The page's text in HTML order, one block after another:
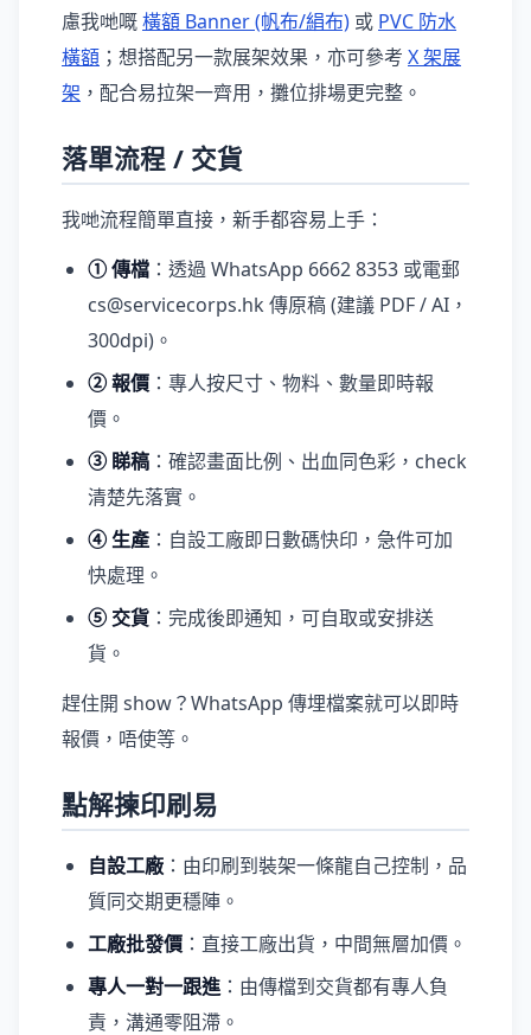
慮我哋嘅橫額 Banner (帆布/絹布) 或 PVC 防水
橫額 ；想搭配另一款展架效果，亦可參考 X 架展
架 ，配合易拉架一齊用，攤位排場更完整。
落單流程 / 交貨
我哋流程簡單直接，新手都容易上手：
① 傳檔 ：透過 WhatsApp 6662 8353 或電郵
cs@servicecorps.hk 傳原稿 (建議 PDF / AI，
300dpi)。
② 報價 ：專人按尺寸、物料、數量即時報
價。
③ 睇稿 ：確認畫面比例、出血同色彩，check
清楚先落實。
④ 生產 ：自設工廠即日數碼快印，急件可加
快處理。
⑤ 交貨 ：完成後即通知，可自取或安排送
貨。
趕住開 show？WhatsApp 傳埋檔案就可以即時
報價，唔使等。
點解揀印刷易
自設工廠 ：由印刷到裝架一條龍自己控制，品
質同交期更穩陣。
工廠批發價 ：直接工廠出貨，中間無層加價。
專人一對一跟進 ：由傳檔到交貨都有專人負
責，溝通零阻滯。